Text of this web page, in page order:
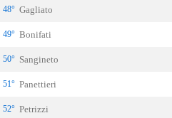
48° Gagliato
49° Bonifati
50° Sangineto
51° Panettieri
52° Petrizzi